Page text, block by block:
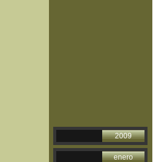
2009
enero